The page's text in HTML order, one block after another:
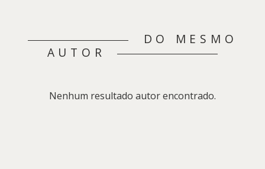
DO MESMO
AUTOR
Nenhum resultado autor encontrado.